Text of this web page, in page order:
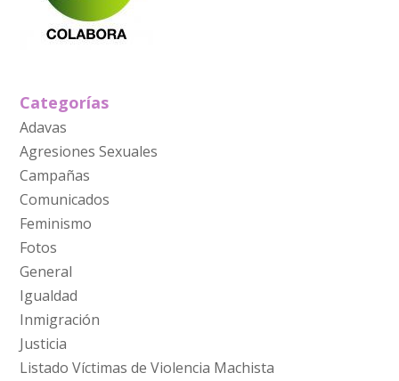
Categorías
Adavas
Agresiones Sexuales
Campañas
Comunicados
Feminismo
Fotos
General
Igualdad
Inmigración
Justicia
Listado Víctimas de Violencia Machista